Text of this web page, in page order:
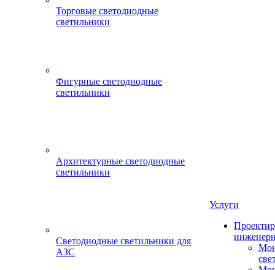
Торговые светодиодные
светильники
Фигурные светодиодные
светильники
Архитектурные светодиодные
светильники
Светодиодные светильники для
АЗС
Услуги